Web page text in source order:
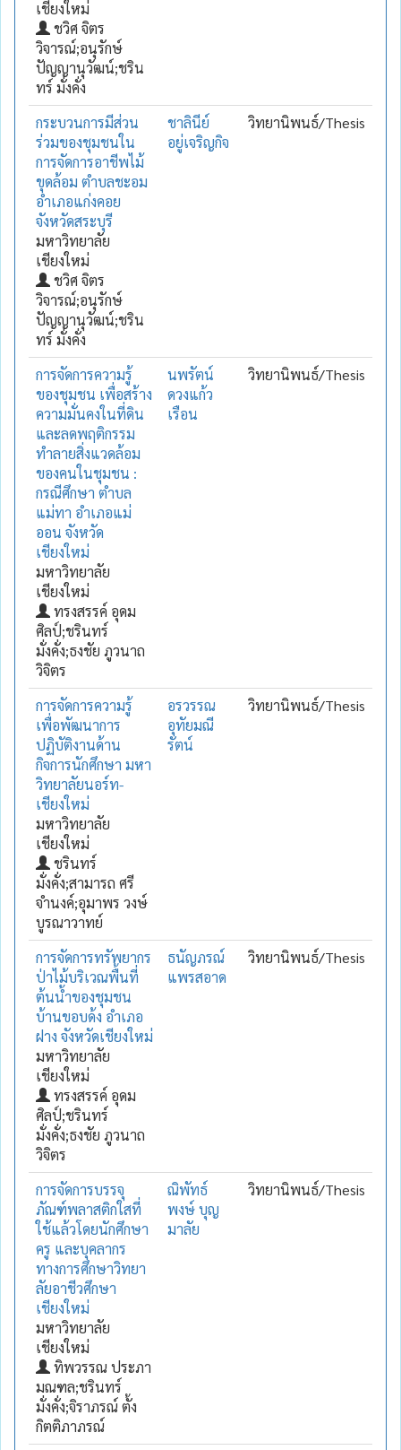
เชียงใหม่
ชวิศ จิตร
วิจารณ์;อนุรักษ์
ปัญญานุวัฒน์;ชริน
ทร์ มั่งคั่ง
กระบวนการมีส่วน
ร่วมของชุมชนใน
การจัดการอาชีพไม้
ขุดล้อม ตำบลชะอม
อำเภอแก่งคอย
จังหวัดสระบุรี
มหาวิทยาลัย
เชียงใหม่
ชวิศ จิตร
วิจารณ์;อนุรักษ์
ปัญญานุวัฒน์;ชริน
ทร์ มั่งคั่ง
ชาลินีย์
อยู่เจริญกิจ
วิทยานิพนธ์/Thesis
การจัดการความรู้
ของชุมชน เพื่อสร้าง
ความมั่นคงในที่ดิน
และลดพฤติกรรม
ทำลายสิ่งแวดล้อม
ของคนในชุมชน :
กรณีศึกษา ตำบล
แม่ทา อำเภอแม่
ออน จังหวัด
เชียงใหม่
มหาวิทยาลัย
เชียงใหม่
ทรงสรรค์ อุดม
ศิลป์;ชรินทร์
มั่งคั่ง;ธงชัย ภูวนาถ
วิจิตร
นพรัตน์
ดวงแก้ว
เรือน
วิทยานิพนธ์/Thesis
การจัดการความรู้
เพื่อพัฒนาการ
ปฏิบัติงานด้าน
กิจการนักศึกษา มหา
วิทยาลัยนอร์ท-
เชียงใหม่
มหาวิทยาลัย
เชียงใหม่
ชรินทร์
มั่งคั่ง;สามารถ ศรี
จำนงค์;อุมาพร วงษ์
บูรณาวาทย์
อรวรรณ
อุทัยมณี
รัตน์
วิทยานิพนธ์/Thesis
การจัดการทรัพยากร
ป่าไม้บริเวณพื้นที่
ต้นน้ำของชุมชน
บ้านขอบด้ง อำเภอ
ฝาง จังหวัดเชียงใหม่
มหาวิทยาลัย
เชียงใหม่
ทรงสรรค์ อุดม
ศิลป์;ชรินทร์
มั่งคั่ง;ธงชัย ภูวนาถ
วิจิตร
ธนัญภรณ์
แพรสอาด
วิทยานิพนธ์/Thesis
การจัดการบรรจุ
ภัณฑ์พลาสติกใสที่
ใช้แล้วโดยนักศึกษา
ครู และบุคลากร
ทางการศึกษาวิทยา
ลัยอาชีวศึกษา
เชียงใหม่
มหาวิทยาลัย
เชียงใหม่
ทิพวรรณ ประภา
มณฑล;ชรินทร์
มั่งคั่ง;จิราภรณ์ ตั้ง
กิตติภาภรณ์
ณิพัทธ์
พงษ์ บุญ
มาลัย
วิทยานิพนธ์/Thesis